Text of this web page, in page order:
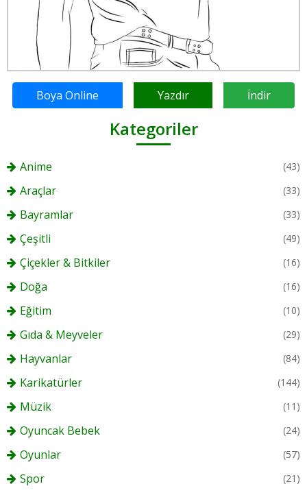
Boya Online Yazdır İndir
Kategoriler
Anime (43)
Araçlar (33)
Bayramlar (33)
Çeşitli (49)
Çiçekler & Bitkiler (16)
Doğa (16)
Eğitim (10)
Gıda & Meyveler (29)
Hayvanlar (84)
Karikatürler (144)
Müzik (11)
Oyuncak Bebek (24)
Oyunlar (57)
Spor (21)